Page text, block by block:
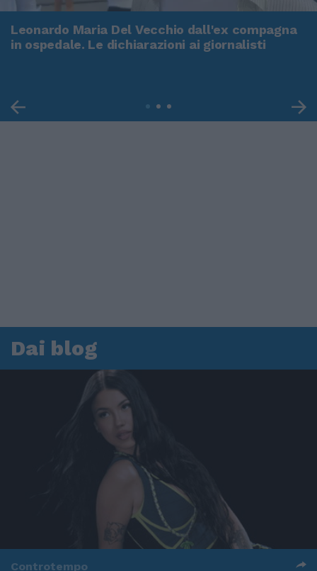
Leonardo Maria Del Vecchio dall'ex compagna
in ospedale. Le dichiarazioni ai giornalisti
Dai blog
Controtempo